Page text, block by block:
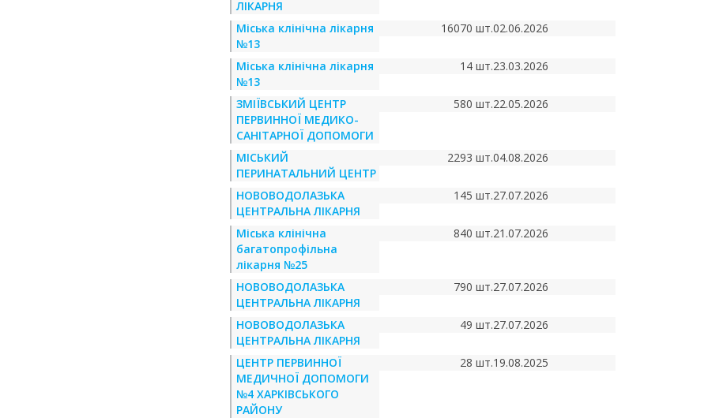
ЛІКАРНЯ
Міська клінічна лікарня
№13
16070 шт.02.06.2026
Міська клінічна лікарня
№13
14 шт.23.03.2026
ЗМІЇВСЬКИЙ ЦЕНТР
ПЕРВИННОЇ МЕДИКО-
САНІТАРНОЇ ДОПОМОГИ
580 шт.22.05.2026
МІСЬКИЙ
ПЕРИНАТАЛЬНИЙ ЦЕНТР
2293 шт.04.08.2026
НОВОВОДОЛАЗЬКА
ЦЕНТРАЛЬНА ЛІКАРНЯ
145 шт.27.07.2026
Міська клінічна
багатопрофільна
лікарня №25
840 шт.21.07.2026
НОВОВОДОЛАЗЬКА
ЦЕНТРАЛЬНА ЛІКАРНЯ
790 шт.27.07.2026
НОВОВОДОЛАЗЬКА
ЦЕНТРАЛЬНА ЛІКАРНЯ
49 шт.27.07.2026
ЦЕНТР ПЕРВИННОЇ
МЕДИЧНОЇ ДОПОМОГИ
№4 ХАРКІВСЬКОГО
РАЙОНУ
28 шт.19.08.2025